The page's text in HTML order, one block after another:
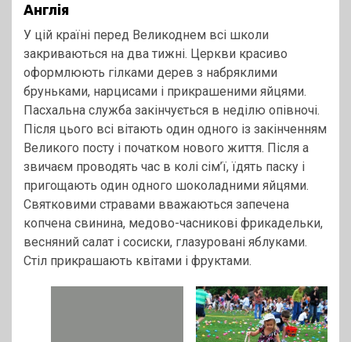
Англія
У цій країні перед Великоднем всі школи
закриваються на два тижні. Церкви красиво
оформлюють гілками дерев з набряклими
бруньками, нарцисами і прикрашеними яйцями.
Пасхальна служба закінчується в неділю опівночі.
Після цього всі вітають один одного із закінченням
Великого посту і початком нового життя. Після а
звичаєм проводять час в колі сім’ї, їдять паску і
пригощають один одного шоколадними яйцями.
Святковими стравами вважаються запечена
копчена свинина, медово-часникові фрикадельки,
весняний салат і сосиски, глазуровані яблуками.
Стіл прикрашають квітами і фруктами.